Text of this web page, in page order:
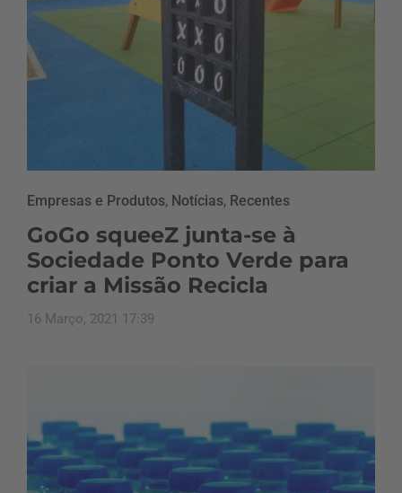
Empresas e Produtos, Notícias, Recentes
GoGo squeeZ junta-se à
Sociedade Ponto Verde para
criar a Missão Recicla
16 Março, 2021 17:39